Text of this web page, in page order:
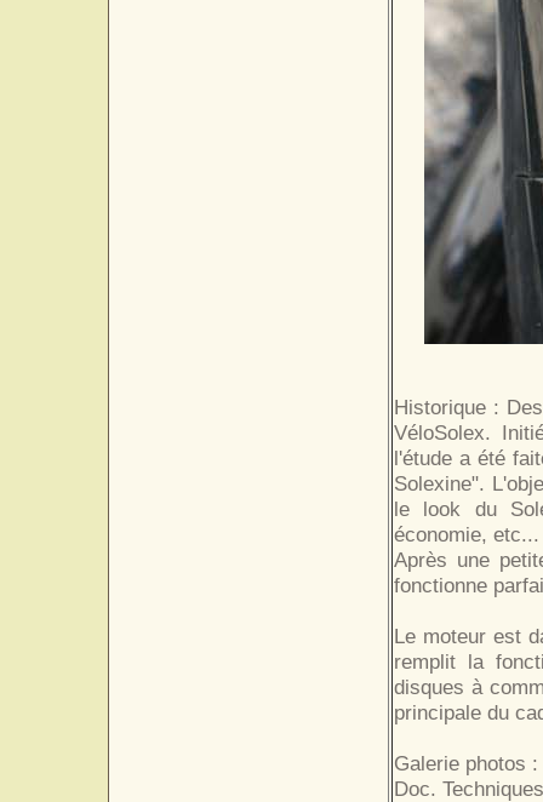
Historique :
VéloSolex.
l'étude a été
Solexine".
le look du
économie, etc...
Après une
fonctionne
Le moteur est
remplit la
disques à
principale du
Galerie photos :
Doc.